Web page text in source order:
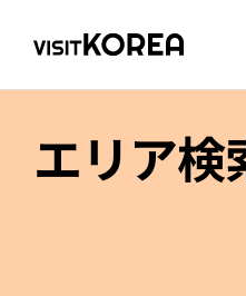
エリア検